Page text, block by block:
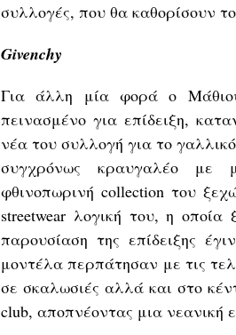
συλλογές, που θα καθορίσουν
Givenchy
Για άλλη μία φορά ο
πεινασμένο για επίδειξη,
νέα του συλλογή για το
συγχρόνως κραυγαλέο με
φθινοπωρινή collection του
streetwear λογική του, η
παρουσίαση της επίδειξης
μοντέλα περπάτησαν με τις
σε σκαλωσιές αλλά και στο
club, αποπνέοντας μια νεανική